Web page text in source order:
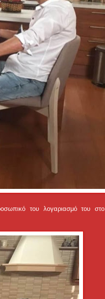
του λογαριασμό του στο